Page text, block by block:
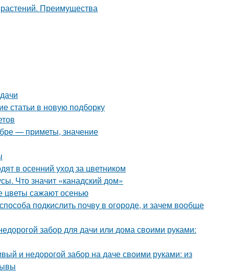
статьи в новую подборку
— приметы, значение
в осенний уход за цветником
Что значит «канадский дом»
цветы сажают осенью
подкислить почву в огороде, и зачем вообще
забор для дачи или дома своими руками:
и недорогой забор на даче своими руками: из